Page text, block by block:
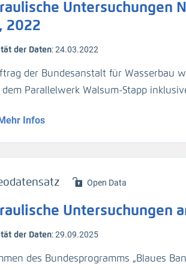
(Q)
(v_Str)
Tomateninsel, Bremengrund,
Untersuchungen
2022
der Daten:24.03.2022
der Bundesanstalt für Wasserbau
Parallelwerk Walsum-Stapp
bei Mittelwasser (MW) −
(H_WSP)
(H_Sohle)
(v_Str)
erfolgt
Infos
Open Data
Untersuchungen
der Daten:29.09.2025
des Bundesprogramms „Blaues